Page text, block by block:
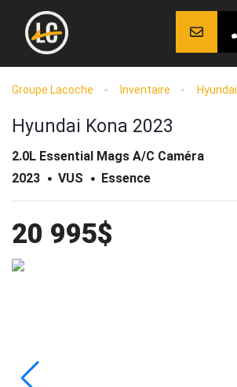
Groupe Lacoche Inventaire Hyundai
Hyundai Kona 2023
2.0L Essential Mags A/C Caméra
2023
VUS Essence
20 995$